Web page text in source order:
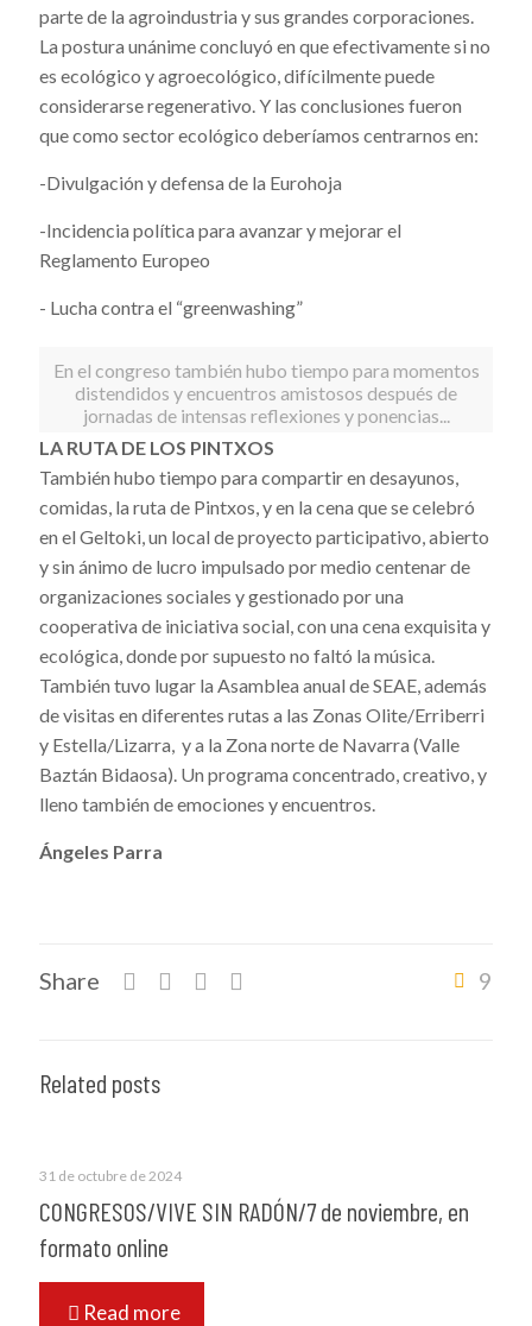
parte de la agroindustria y sus grandes corporaciones.
La postura unánime concluyó en que efectivamente si no
es ecológico y agroecológico, difícilmente puede
considerarse regenerativo. Y las conclusiones fueron
que como sector ecológico deberíamos centrarnos en:
-Divulgación y defensa de la Eurohoja
-Incidencia política para avanzar y mejorar el
Reglamento Europeo
- Lucha contra el “greenwashing”
En el congreso también hubo tiempo para momentos
distendidos y encuentros amistosos después de
jornadas de intensas reflexiones y ponencias...
LA RUTA DE LOS PINTXOS
También hubo tiempo para compartir en desayunos,
comidas, la ruta de Pintxos, y en la cena que se celebró
en el Geltoki, un local de proyecto participativo, abierto
y sin ánimo de lucro impulsado por medio centenar de
organizaciones sociales y gestionado por una
cooperativa de iniciativa social, con una cena exquisita y
ecológica, donde por supuesto no faltó la música.
También tuvo lugar la Asamblea anual de SEAE, además
de visitas en diferentes rutas a las Zonas Olite/Erriberri
y Estella/Lizarra, y a la Zona norte de Navarra (Valle
Baztán Bidaosa). Un programa concentrado, creativo, y
lleno también de emociones y encuentros.
Ángeles Parra
Share 9
Related posts
31 de octubre de 2024
CONGRESOS/VIVE SIN RADÓN/7 de noviembre, en
formato online
Read more